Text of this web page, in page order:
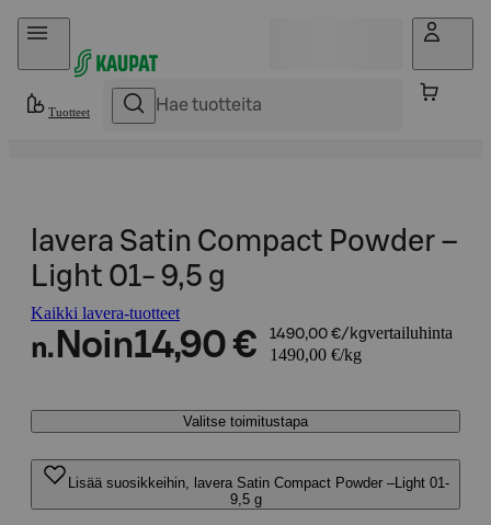
Hyppää sisältöön
Tuotteet
lavera Satin Compact Powder –
Light 01- 9,5 g
Kaikki lavera-tuotteet
n. Noin14,90 € 1490,00 €/kgvertailuhinta
1490,00 €/kg
Valitse toimitustapa
Lisää suosikkeihin, lavera Satin Compact Powder –Light 01-
9,5 g